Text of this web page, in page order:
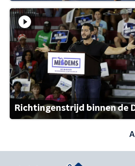
Richtingenstrijd binnen de